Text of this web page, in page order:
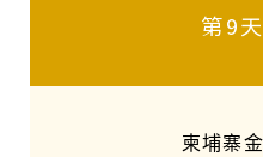
第9天
柬埔寨